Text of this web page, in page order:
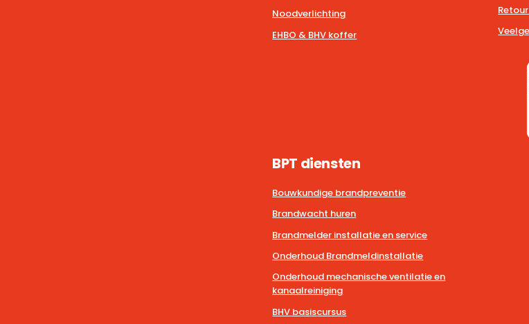
Noodverlichting
EHBO & BHV koffer
BPT diensten
Bouwkundige brandpreventie
Brandwacht huren
Brandmelder installatie en service
Onderhoud Brandmeldinstallatie
Onderhoud mechanische ventilatie en
kanaalreiniging
BHV basiscursus